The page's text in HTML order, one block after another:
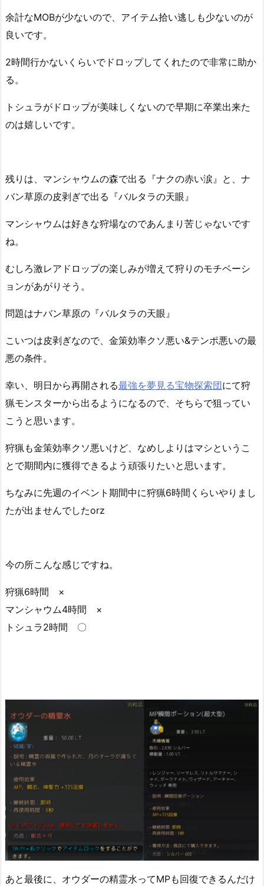
余計なMOBが少ないので、アイテム拾い逃しも少ないのが
良いです。
2時間行かないくらいでドロップしてくれたので非常に助か
る。
トシュラがドロップが美味しくないので早期に卒業出来た
のは嬉しいです。
残りは、マンシャウムの森で出る『ナクの赤い涙』と、ナ
バン草原の皮剥ぎで出る『バルタラの天眼』
マンシャウムは好きな狩場なのであんまり苦じゃないです
ね。
むしろ激レアドロップの楽しみが増えて狩りのモチベーシ
ョンがあがりそう。
問題はナバン草原の『バルタラの天眼』
こいつは皮剥ぎなので、金策効率クソ悪い&テンポ悪いの最
悪の条件。
幸い、明日から再開される最強を夢見る宝物探索団にて狩
猟モンスターから出るようになるので、そちらで狙ってい
こうと思います。
狩猟も金策効率クソ悪いけど、なめしよりはマシというこ
とで期間内に獲得できるよう頑張りたいと思います。
ちなみに先週のイベント期間中に狩猟6時間くらいやりまし
たが出ませんでしたorz
今の所こんな感じですね。
狩猟6時間 ×
マンシャウム4時間 ×
トシュラ2時間 〇
あと最後に、オウダーの精霊水ってMPも回復できるんだけ